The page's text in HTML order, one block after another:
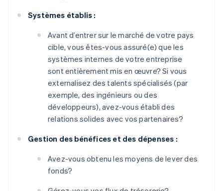
Systèmes établis :
Avant d’entrer sur le marché de votre pays
cible, vous êtes-vous assuré(e) que les
systèmes internes de votre entreprise
sont entièrement mis en œuvre? Si vous
externalisez des talents spécialisés (par
exemple, des ingénieurs ou des
développeurs), avez-vous établi des
relations solides avec vos partenaires?
Gestion des bénéfices et des dépenses :
Avez-vous obtenu les moyens de lever des
fonds?